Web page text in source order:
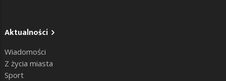
Aktualności
Wiadomości
Z życia miasta
Sport